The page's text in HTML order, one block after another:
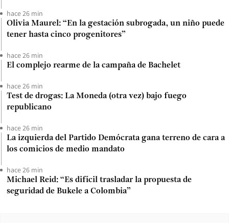
hace 26 min
Olivia Maurel: “En la gestación subrogada, un niño puede
tener hasta cinco progenitores”
hace 26 min
El complejo rearme de la campaña de Bachelet
hace 26 min
Test de drogas: La Moneda (otra vez) bajo fuego
republicano
hace 26 min
La izquierda del Partido Demócrata gana terreno de cara a
los comicios de medio mandato
hace 26 min
Michael Reid: “Es difícil trasladar la propuesta de
seguridad de Bukele a Colombia”